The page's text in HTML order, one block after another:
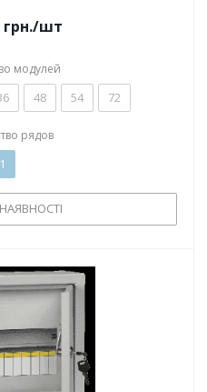
грн./шт
модулей
48 54 72
рядов
1